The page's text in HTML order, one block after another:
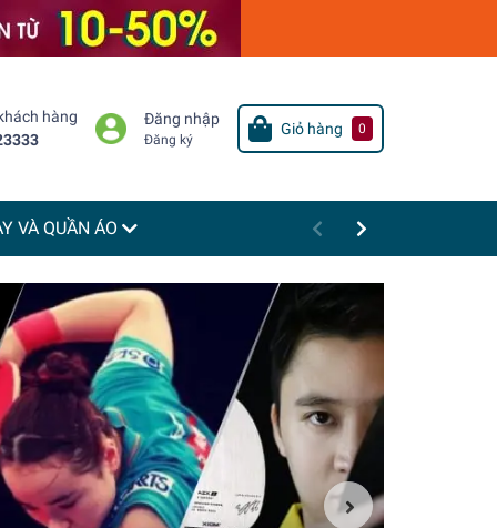
hàng
Đăng nhập
Đăng ký
Giỏ hàng 0
VÀ QUẦN ÁO